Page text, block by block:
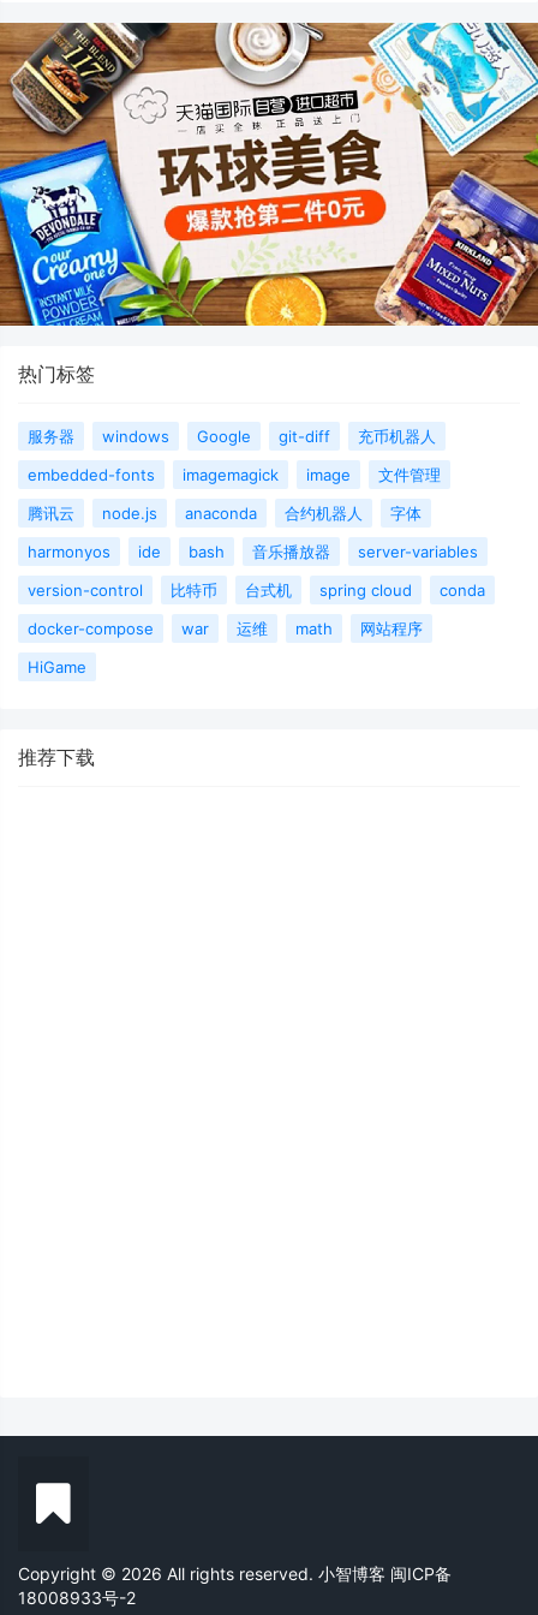
热门标签
服务器 windows Google git-diff
充币机器人
embedded-fonts
imagemagick image
文件管理
腾讯云
node.js anaconda 合约机器人
字体
harmonyos
ide bash 音乐播放器
server-variables
version-control
比特币 台式机 spring cloud
conda
docker-compose
war 运维 math
网站程序
HiGame
推荐下载
Copyright © 2026 All rights reserved. 小智博客 闽ICP备
18008933号-2